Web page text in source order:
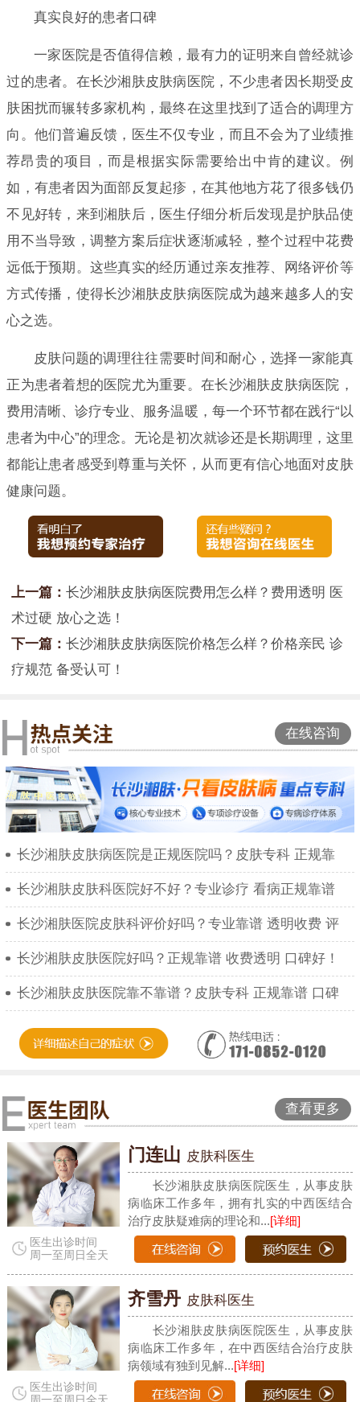
真实良好的患者口碑
一家医院是否值得信赖，最有力的证明来自曾经就诊
过的患者。在长沙湘肤皮肤病医院，不少患者因长期受皮
肤困扰而辗转多家机构，最终在这里找到了适合的调理方
向。他们普遍反馈，医生不仅专业，而且不会为了业绩推
荐昂贵的项目，而是根据实际需要给出中肯的建议。例
如，有患者因为面部反复起疹，在其他地方花了很多钱仍
不见好转，来到湘肤后，医生仔细分析后发现是护肤品使
用不当导致，调整方案后症状逐渐减轻，整个过程中花费
远低于预期。这些真实的经历通过亲友推荐、网络评价等
方式传播，使得长沙湘肤皮肤病医院成为越来越多人的安
心之选。
皮肤问题的调理往往需要时间和耐心，选择一家能真
正为患者着想的医院尤为重要。在长沙湘肤皮肤病医院，
费用清晰、诊疗专业、服务温暖，每一个环节都在践行“以
患者为中心”的理念。无论是初次就诊还是长期调理，这里
都能让患者感受到尊重与关怀，从而更有信心地面对皮肤
健康问题。
上一篇： 长沙湘肤皮肤病医院费用怎么样？费用透明 医
术过硬 放心之选！
下一篇： 长沙湘肤皮肤病医院价格怎么样？价格亲民 诊
疗规范 备受认可！
在线咨询
长沙湘肤皮肤病医院是正规医院吗？皮肤专科 正规靠
长沙湘肤皮肤科医院好不好？专业诊疗 看病正规靠谱
长沙湘肤医院皮肤科评价好吗？专业靠谱 透明收费 评
长沙湘肤皮肤医院好吗？正规靠谱 收费透明 口碑好！
长沙湘肤皮肤医院靠不靠谱？皮肤专科 正规靠谱 口碑
查看更多
医生出诊时间
周一至周日全天
门连山 皮肤科医生
长沙湘肤皮肤病医院医生，从事皮肤
病临床工作多年，拥有扎实的中西医结合
治疗皮肤疑难病的理论和...[详细]
医生出诊时间
周一至周日全天
齐雪丹 皮肤科医生
长沙湘肤皮肤病医院医生，从事皮肤
病临床工作多年，在中西医结合治疗皮肤
病领域有独到见解...[详细]